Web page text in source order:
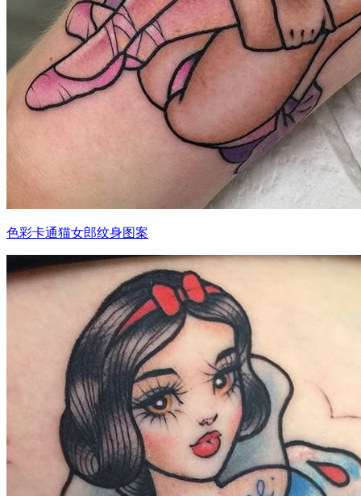
色彩卡通猫女郎纹身图案